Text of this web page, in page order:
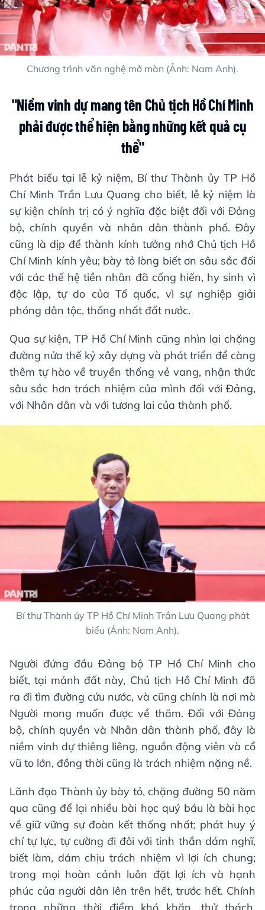
Chương trình văn nghệ mở màn (Ảnh: Nam Anh).
"Niềm vinh dự mang tên Chủ tịch Hồ Chí Minh
phải được thể hiện bằng những kết quả cụ
thể"
Phát biểu tại lễ kỷ niệm, Bí thư Thành ủy TP Hồ
Chí Minh Trần Lưu Quang cho biết, lễ kỷ niệm là
sự kiện chính trị có ý nghĩa đặc biệt đối với Đảng
bộ, chính quyền và nhân dân thành phố. Đây
cũng là dịp để thành kính tưởng nhớ Chủ tịch Hồ
Chí Minh kính yêu; bày tỏ lòng biết ơn sâu sắc đối
với các thế hệ tiền nhân đã cống hiến, hy sinh vì
độc lập, tự do của Tổ quốc, vì sự nghiệp giải
phóng dân tộc, thống nhất đất nước.
Qua sự kiện, TP Hồ Chí Minh cũng nhìn lại chặng
đường nửa thế kỷ xây dựng và phát triển để càng
thêm tự hào về truyền thống vẻ vang, nhận thức
sâu sắc hơn trách nhiệm của mình đối với Đảng,
với Nhân dân và với tương lai của thành phố.
Bí thư Thành ủy TP Hồ Chí Minh Trần Lưu Quang phát
biểu (Ảnh: Nam Anh).
Người đứng đầu Đảng bộ TP Hồ Chí Minh cho
biết, tại mảnh đất này, Chủ tịch Hồ Chí Minh đã
ra đi tìm đường cứu nước, và cũng chính là nơi mà
Người mong muốn được về thăm. Đối với Đảng
bộ, chính quyền và Nhân dân thành phố, đây là
niềm vinh dự thiêng liêng, nguồn động viên và cổ
vũ to lớn, đồng thời cũng là trách nhiệm nặng nề.
Lãnh đạo Thành ủy bày tỏ, chặng đường 50 năm
qua cũng để lại nhiều bài học quý báu là bài học
về giữ vững sự đoàn kết thống nhất; phát huy ý
chí tự lực, tự cường đi đôi với tinh thần dám nghĩ,
biết làm, dám chịu trách nhiệm vì lợi ích chung;
trong mọi hoàn cảnh luôn đặt lợi ích và hạnh
phúc của người dân lên trên hết, trước hết. Chính